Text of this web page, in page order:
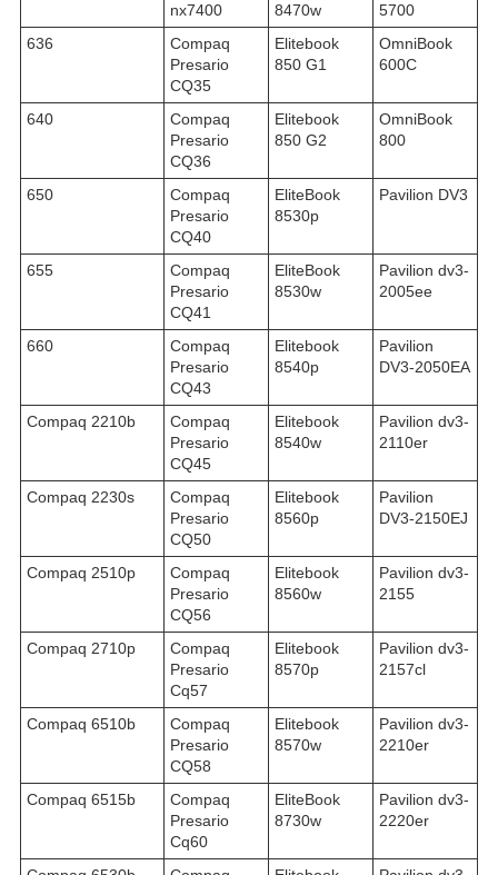
nx7400
8470w
5700
636
Compaq
Presario
CQ35
Elitebook
850 G1
OmniBook
600C
640
Compaq
Presario
CQ36
Elitebook
850 G2
OmniBook
800
650
Compaq
Presario
CQ40
EliteBook
8530p
Pavilion DV3
655
Compaq
Presario
CQ41
EliteBook
8530w
Pavilion dv3-
2005ee
660
Compaq
Presario
CQ43
Elitebook
8540p
Pavilion
DV3-2050EA
Compaq 2210b
Compaq
Presario
CQ45
Elitebook
8540w
Pavilion dv3-
2110er
Compaq 2230s
Compaq
Presario
CQ50
Elitebook
8560p
Pavilion
DV3-2150EJ
Compaq 2510p
Compaq
Presario
CQ56
Elitebook
8560w
Pavilion dv3-
2155
Compaq 2710p
Compaq
Presario
Cq57
Elitebook
8570p
Pavilion dv3-
2157cl
Compaq 6510b
Compaq
Presario
CQ58
Elitebook
8570w
Pavilion dv3-
2210er
Compaq 6515b
Compaq
Presario
Cq60
EliteBook
8730w
Pavilion dv3-
2220er